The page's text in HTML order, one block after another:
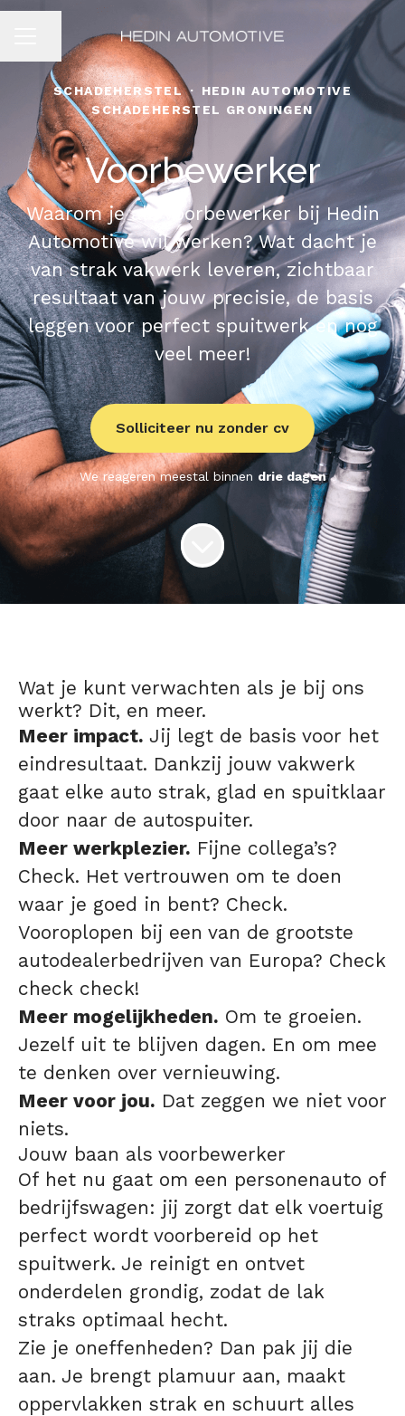
CARRIÈREMENU
Pagina delen
SCHADEHERSTEL ·
HEDIN AUTOMOTIVE
SCHADEHERSTEL GRONINGEN
Voorbewerker
Waarom je als voorbewerker bij Hedin
Automotive wil werken? Wat dacht je
van strak vakwerk leveren, zichtbaar
resultaat van jouw precisie, de basis
leggen voor perfect spuitwerk en nog
veel meer!
Solliciteer nu zonder cv
We reageren meestal binnen drie dagen
Wat je kunt verwachten als je bij ons
werkt? Dit, en meer.
Meer impact. Jij legt de basis voor het
eindresultaat. Dankzij jouw vakwerk
gaat elke auto strak, glad en spuitklaar
door naar de autospuiter.
Meer werkplezier. Fijne collega’s?
Check. Het vertrouwen om te doen
waar je goed in bent? Check.
Vooroplopen bij een van de grootste
autodealerbedrijven van Europa? Check
check check!
Meer mogelijkheden. Om te groeien.
Jezelf uit te blijven dagen. En om mee
te denken over vernieuwing.
Meer voor jou. Dat zeggen we niet voor
niets.
Jouw baan als voorbewerker
Of het nu gaat om een personenauto of
bedrijfswagen: jij zorgt dat elk voertuig
perfect wordt voorbereid op het
spuitwerk. Je reinigt en ontvet
onderdelen grondig, zodat de lak
straks optimaal hecht.
Zie je oneffenheden? Dan pak jij die
aan. Je brengt plamuur aan, maakt
oppervlakken strak en schuurt alles